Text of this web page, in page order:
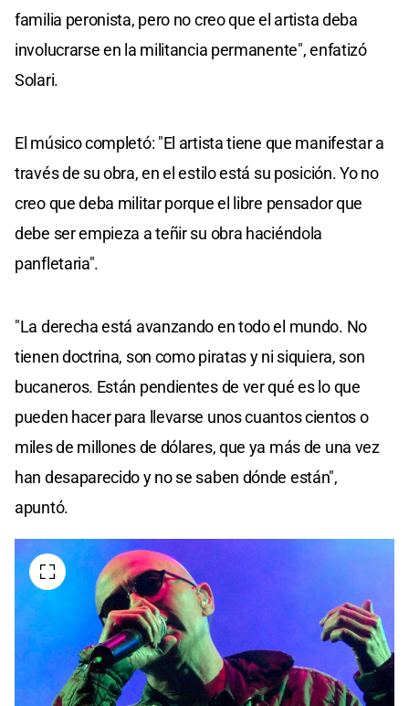
familia peronista, pero no creo que el artista deba
involucrarse en la militancia permanente", enfatizó
Solari.
El músico completó: "El artista tiene que manifestar a
través de su obra, en el estilo está su posición. Yo no
creo que deba militar porque el libre pensador que
debe ser empieza a teñir su obra haciéndola
panfletaria".
"La derecha está avanzando en todo el mundo. No
tienen doctrina, son como piratas y ni siquiera, son
bucaneros. Están pendientes de ver qué es lo que
pueden hacer para llevarse unos cuantos cientos o
miles de millones de dólares, que ya más de una vez
han desaparecido y no se saben dónde están",
apuntó.